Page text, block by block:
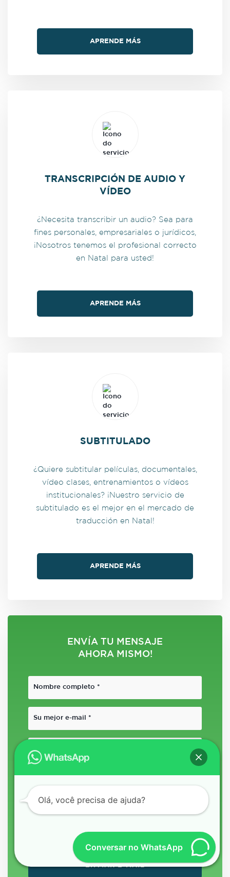
APRENDE MÁS
TRANSCRIPCIÓN DE AUDIO Y
VÍDEO
¿Necesita transcribir un audio? Sea para
fines personales, empresariales o jurídicos,
¡Nosotros tenemos el profesional correcto
en Natal para usted!
APRENDE MÁS
SUBTITULADO
¿Quiere subtitular películas, documentales,
vídeo clases, entrenamientos o vídeos
institucionales? ¡Nuestro servicio de
subtitulado es el mejor en el mercado de
traducción en Natal!
APRENDE MÁS
ENVÍA TU MENSAJE
AHORA MISMO!
Conversar no WhatsApp
Olá, você precisa de ajuda?